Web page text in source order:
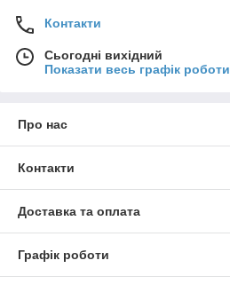
Контакти
Сьогодні вихідний
Показати весь графік роботи
Про нас
Контакти
Доставка та оплата
Графік роботи